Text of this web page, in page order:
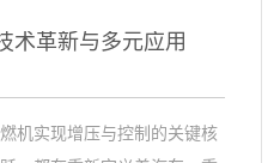
术革新与多元应用
机实现增压与控制的关键核